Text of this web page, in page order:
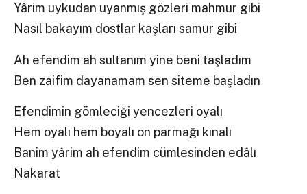
Yârim uykudan uyanmış gözleri mahmur gibi
Nasıl bakayım dostlar kaşları samur gibi
Ah efendim ah sultanım yine beni taşladım
Ben zaifim dayanamam sen siteme başladın
Efendimin gömleciği yencezleri oyalı
Hem oyalı hem boyalı on parmağı kınalı
Banim yârim ah efendim cümlesinden edâlı
Nakarat